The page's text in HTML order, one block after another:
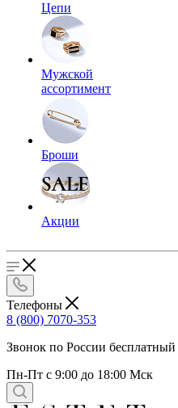
Цепи
Мужской
ассортимент
Броши
Акции
Телефоны
8 (800) 7070-353
Звонок по России бесплатный
Пн-Пт с 9:00 до 18:00 Мск